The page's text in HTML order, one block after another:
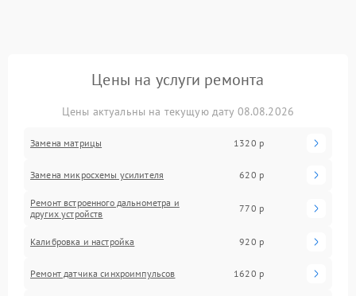
Цены на услуги ремонта
Цены актуальны на текущую дату 08.08.2026
Замена матрицы 1320 р
Замена микросхемы усилителя 620 р
Ремонт встроенного дальнометра и
других устройств
770 р
Калибровка и настройка 920 р
Ремонт датчика синхроимпульсов 1620 р